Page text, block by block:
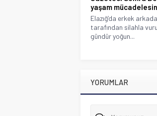
yaşam
Elazığ’da erkek
tarafından silahla
gündür yoğun...
YORUMLAR